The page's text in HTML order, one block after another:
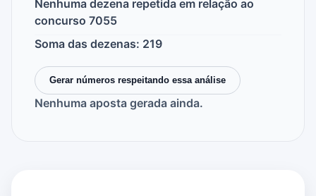
Nenhuma dezena repetida em relação ao
concurso 7055
Soma das dezenas: 219
Gerar números respeitando essa análise
Nenhuma aposta gerada ainda.